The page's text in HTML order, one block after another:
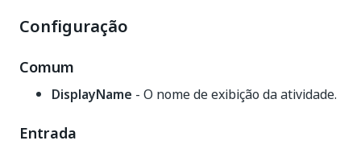
Configuração
Comum
DisplayName - O nome de exibição da atividade.
Entrada